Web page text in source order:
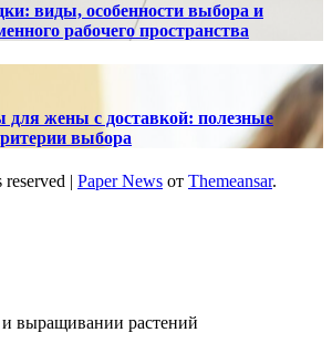
виды, особенности выбора и
рабочего пространства
жены с доставкой: полезные
выбора
| Paper News от Themeansar.
и выращивании растений